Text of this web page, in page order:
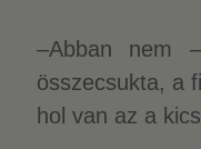
–Abban nem
összecsukta, a
hol van az a